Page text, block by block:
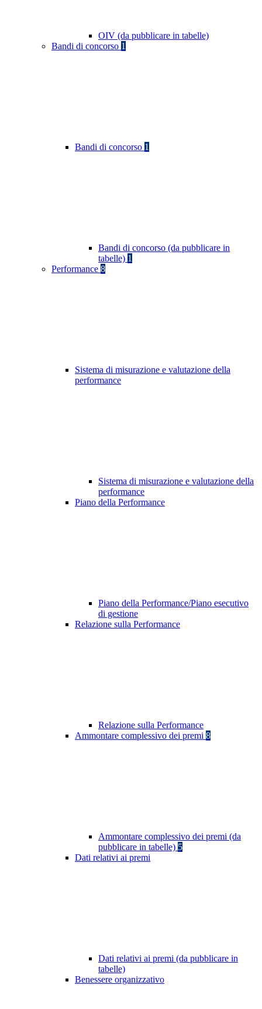
OIV (da pubblicare in tabelle)
Bandi di concorso 1
Bandi di concorso 1
Bandi di concorso (da pubblicare in
tabelle) 1
Performance 8
Sistema di misurazione e valutazione della
performance
Sistema di misurazione e valutazione della
performance
Piano della Performance
Piano della Performance/Piano esecutivo
di gestione
Relazione sulla Performance
Relazione sulla Performance
Ammontare complessivo dei premi 8
Ammontare complessivo dei premi (da
pubblicare in tabelle) 5
Dati relativi ai premi
Dati relativi ai premi (da pubblicare in
tabelle)
Benessere organizzativo